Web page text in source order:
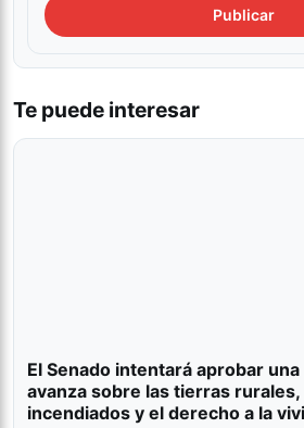
Te puede interesar
El Senado intentará aprobar
avanza sobre las tierras
incendiados y el derecho a la